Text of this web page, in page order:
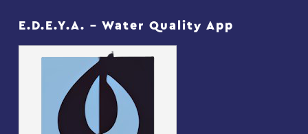
E.D.E.Y.A. – Water Quality App